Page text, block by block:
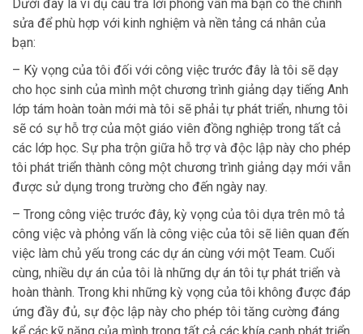
Dưới đây là ví dụ câu trả lời phỏng vấn mà bạn có thể chỉnh
sửa để phù hợp với kinh nghiệm và nền tảng cá nhân của
bạn:
– Kỳ vọng của tôi đối với công việc trước đây là tôi sẽ dạy
cho học sinh của mình một chương trình giảng dạy tiếng Anh
lớp tám hoàn toàn mới mà tôi sẽ phải tự phát triển, nhưng tôi
sẽ có sự hỗ trợ của một giáo viên đồng nghiệp trong tất cả
các lớp học. Sự pha trộn giữa hỗ trợ và độc lập này cho phép
tôi phát triển thành công một chương trình giảng dạy mới vẫn
được sử dụng trong trường cho đến ngày nay.
– Trong công việc trước đây, kỳ vọng của tôi dựa trên mô tả
công việc và phỏng vấn là công việc của tôi sẽ liên quan đến
việc làm chủ yếu trong các dự án cùng với một Team. Cuối
cùng, nhiều dự án của tôi là những dự án tôi tự phát triển và
hoàn thành. Trong khi những kỳ vọng của tôi không được đáp
ứng đầy đủ, sự độc lập này cho phép tôi tăng cường đáng